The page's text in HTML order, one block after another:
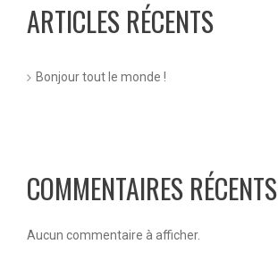
ARTICLES RÉCENTS
Bonjour tout le monde !
COMMENTAIRES RÉCENTS
Aucun commentaire à afficher.